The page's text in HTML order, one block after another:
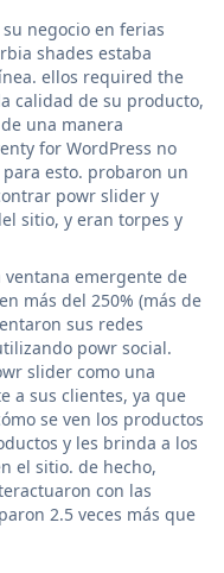
negocio en ferias
shades estaba
ellos required the
calidad de su producto,
una manera
for WordPress no
esto. probaron un
powr slider y
sitio, y eran torpes y
emergente de
más del 250% (más de
sus redes
powr social.
slider como una
a sus clientes, ya que
se ven los productos
y les brinda a los
el sitio. de hecho,
con las
2.5 veces más que